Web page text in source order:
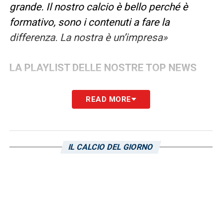
grande. Il nostro calcio è bello perché è
formativo, sono i contenuti a fare la
differenza. La nostra è un’impresa»
LA PLAYLIST DELLE NOSTRE TOP NEWS
READ MORE
IL CALCIO DEL GIORNO